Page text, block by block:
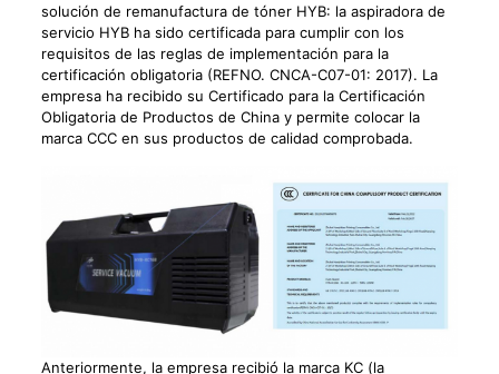
solución de remanufactura de tóner HYB: la aspiradora de
servicio HYB ha sido certificada para cumplir con los
requisitos de las reglas de implementación para la
certificación obligatoria (REFNO. CNCA-C07-01: 2017). La
empresa ha recibido su Certificado para la Certificación
Obligatoria de Productos de China y permite colocar la
marca CCC en sus productos de calidad comprobada.
Anteriormente, la empresa recibió la marca KC (la